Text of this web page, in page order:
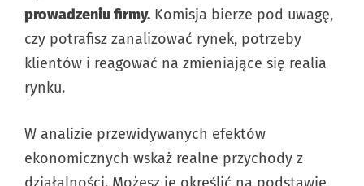
prowadzeniu firmy. Komisja bierze pod uwagę,
czy potrafisz zanalizować rynek, potrzeby
klientów i reagować na zmieniające się realia
rynku.
W analizie przewidywanych efektów
ekonomicznych wskaż realne przychody z